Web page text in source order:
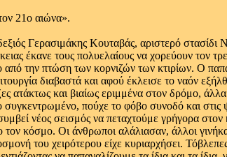
21ο αιώνα».
Γερασιμάκης Κουταβάς, αριστερό
έκανε τους πολυελαίους να χορεύουν τον
την πτώση των κορνιζών των κτιρίων. Ο
διαβαστά και αφού έκλεισε το ναόν
ατάκτως και βιαίως εριμμένα στον δρόμο,
πούχε το φόβο συνοδό και στις
νέος σεισμός να πεταχτούμε γρήγορα
κόσμο. Οι άνθρωποι αλάλιασαν, άλλοι
του χειρότερου είχε κυριαρχήσει.